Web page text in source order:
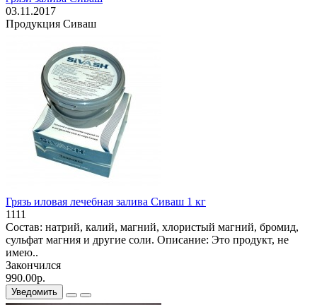
03.11.2017
Продукция Сиваш
Грязь иловая лечебная залива Сиваш 1 кг
1111
Состав: натрий, калий, магний, хлористый магний, бромид,
сульфат магния и другие соли. Описание: Это продукт, не
имею..
Закончился
990.00р.
Уведомить